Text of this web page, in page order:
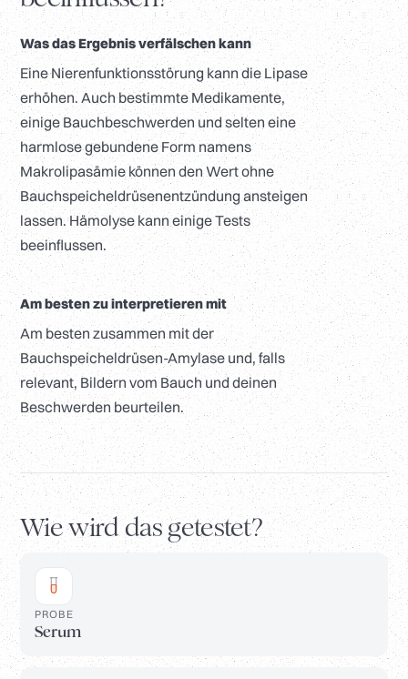
Was das Ergebnis verfälschen kann
Eine Nierenfunktionsstörung kann die Lipase
erhöhen. Auch bestimmte Medikamente,
einige Bauchbeschwerden und selten eine
harmlose gebundene Form namens
Makrolipasämie können den Wert ohne
Bauchspeicheldrüsenentzündung ansteigen
lassen. Hämolyse kann einige Tests
beeinflussen.
Am besten zu interpretieren mit
Am besten zusammen mit der
Bauchspeicheldrüsen-Amylase und, falls
relevant, Bildern vom Bauch und deinen
Beschwerden beurteilen.
Wie wird das getestet?
PROBE
Serum